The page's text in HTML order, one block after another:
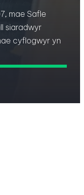
mae Safle
siaradwyr
cyflogwyr yn